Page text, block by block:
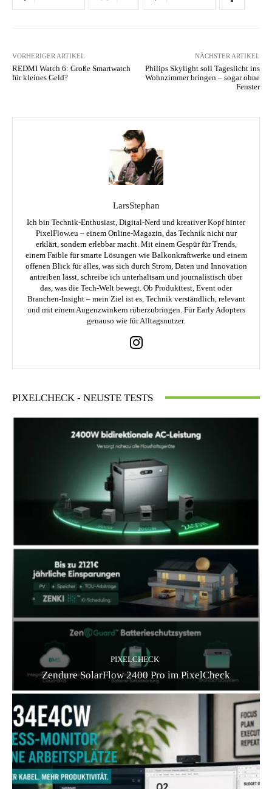
VORHERIGER ARTIKEL
REDMI Watch 6: Große Smartwatch
für kleines Geld?
NÄCHSTER ARTIKEL
Philips Skylight soll Tageslicht ins
Wohnzimmer bringen – sogar ohne
Fenster
LarsStephan
Ich bin Technik-Enthusiast, Digital-Nerd und kreativer Kopf hinter
PixelFlow.eu – einem Online-Magazin, das Technik nicht nur
erklärt, sondern erlebbar macht. Mit einem Gespür für Trends,
einem Faible für smarte Lösungen wie Balkonkraftwerke und einem
offenen Blick für alles, was sich durch Strom, Daten und Innovation
antreiben lässt, schreibe ich unterhaltsam und journalistisch über
das, was die Tech-Welt bewegt. Ob Produkttest, Event oder
Branchen-Insight – mein Ziel ist es, Technik verständlich, relevant
und mit einem Augenzwinkern rüberzubringen. Für Early Adopters
genauso wie für Alltagsnutzer.
PIXELCHECK - NEUSTE TESTS
PIXELCHECK
Zendure SolarFlow 2400 Pro im PixelCheck